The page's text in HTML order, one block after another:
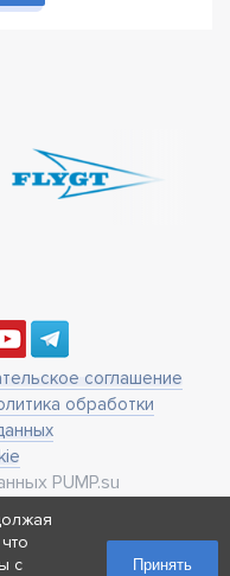
соглашение
обработки
PUMP.su
Слобода 19
с
Принять